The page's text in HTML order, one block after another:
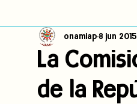
Cambio climático Navegador
Pronunciamientos
La
de la
onamiap 8 jun 2015